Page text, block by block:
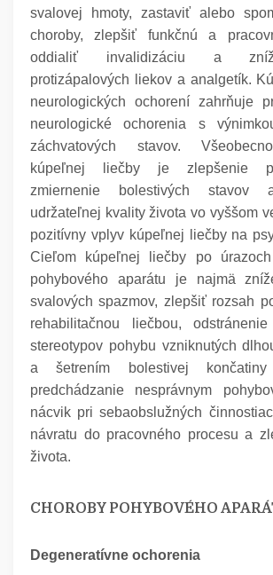
svalovej hmoty, zastaviť alebo
choroby, zlepšiť funkčnú a
oddialiť invalidizáciu a
protizápalových liekov a analgetík.
neurologických ochorení zahrňuje
neurologické ochorenia s
záchvatových stavov.
kúpeľnej liečby je zlepšenie
zmiernenie bolestivých stavov
udržateľnej kvality života vo vyššom
pozitívny vplyv kúpeľnej liečby na
Cieľom kúpeľnej liečby po
pohybového aparátu je najmä
svalových spazmov, zlepšiť rozsah
rehabilitačnou liečbou,
stereotypov pohybu vzniknutých
a šetrením bolestivej
predchádzanie nesprávnym
nácvik pri sebaobslužných
návratu do pracovného procesu a
života.
CHOROBY POHYBOVÉHO
Degeneratívne ochorenia